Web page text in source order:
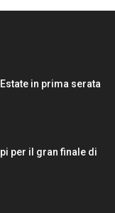
in prima serata
per il gran finale di